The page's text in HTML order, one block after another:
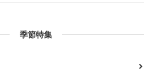
季節特集